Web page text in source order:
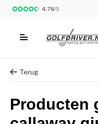
4.78/5
Terug
Producten